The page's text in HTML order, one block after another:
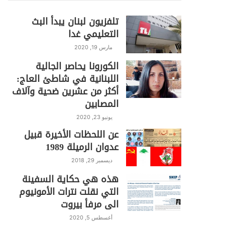
تلفزيون لبنان يبدأ البث
التعليمي غدا
مارس 19, 2020
الكورونا يحاصر الجالية
اللبنانية في شاطئ العاج:
أكثر من عشرين ضحية وآلاف
المصابين
يونيو 23, 2020
عن اللحظات الأخيرة قبيل
عدوان الرميلة 1989
ديسمبر 29, 2018
هذه هي حكاية السفينة
التي نقلت نترات الأمونيوم
الى مرفأ بيروت
أغسطس 5, 2020